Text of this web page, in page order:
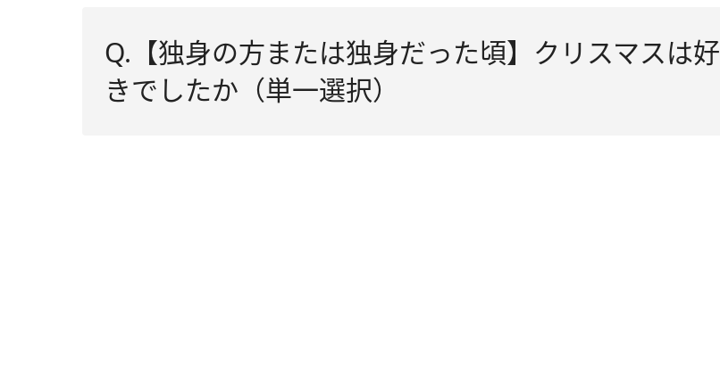
Q.【独身の方または独身だった頃】クリスマスは好
きでしたか（単一選択）